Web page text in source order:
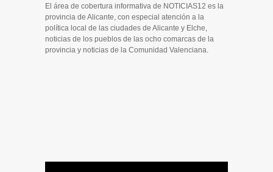
El área de cobertura informativa de NOTICIAS12 es la
provincia de Alicante, con especial atención a la
política local de las ciudades de Alicante y Elche,
noticias de los pueblos de las ocho comarcas de la
provincia y noticias de la Comunidad Valenciana.